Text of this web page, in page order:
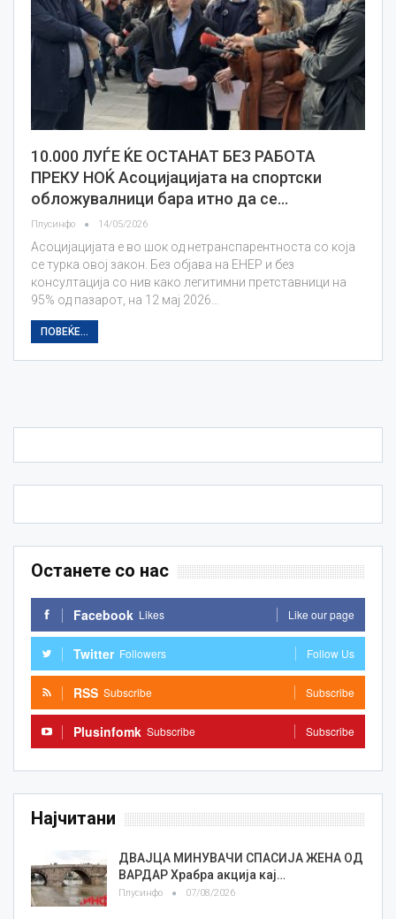
10.000 ЛУЃЕ ЌЕ ОСТАНАТ БЕЗ РАБОТА
ПРЕКУ НОЌ Асоцијацијата на спортски
обложувалници бара итно да се…
Плусинфо 14/05/2026
Асоцијацијата е во шок од нетранспарентноста со која
се турка овој закон. Без објава на ЕНЕР и без
консултација со нив како легитимни претставници на
95% од пазарот, на 12 мај 2026…
ПОВЕЌЕ...
Останете со нас
Facebook Likes Like our page
Twitter Followers Follow Us
RSS Subscribe Subscribe
Plusinfomk Subscribe Subscribe
Најчитани
ДВАЈЦА МИНУВАЧИ СПАСИЈА ЖЕНА ОД
ВАРДАР Храбра акција кај…
Плусинфо 07/08/2026